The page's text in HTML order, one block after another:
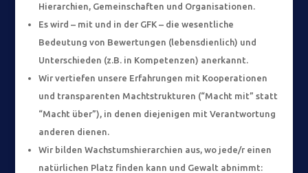
Hierarchien, Gemeinschaften und Organisationen.
Es wird – mit und in der GFK – die wesentliche
Bedeutung von Bewertungen (lebensdienlich) und
Unterschieden (z.B. in Kompetenzen) anerkannt.
Wir vertiefen unsere Erfahrungen mit Kooperationen
und transparenten Machtstrukturen (“Macht mit” statt
“Macht über”), in denen diejenigen mit Verantwortung
anderen dienen.
Wir bilden Wachstumshierarchien aus, wo jede/r einen
natürlichen Platz finden kann und Gewalt abnimmt: